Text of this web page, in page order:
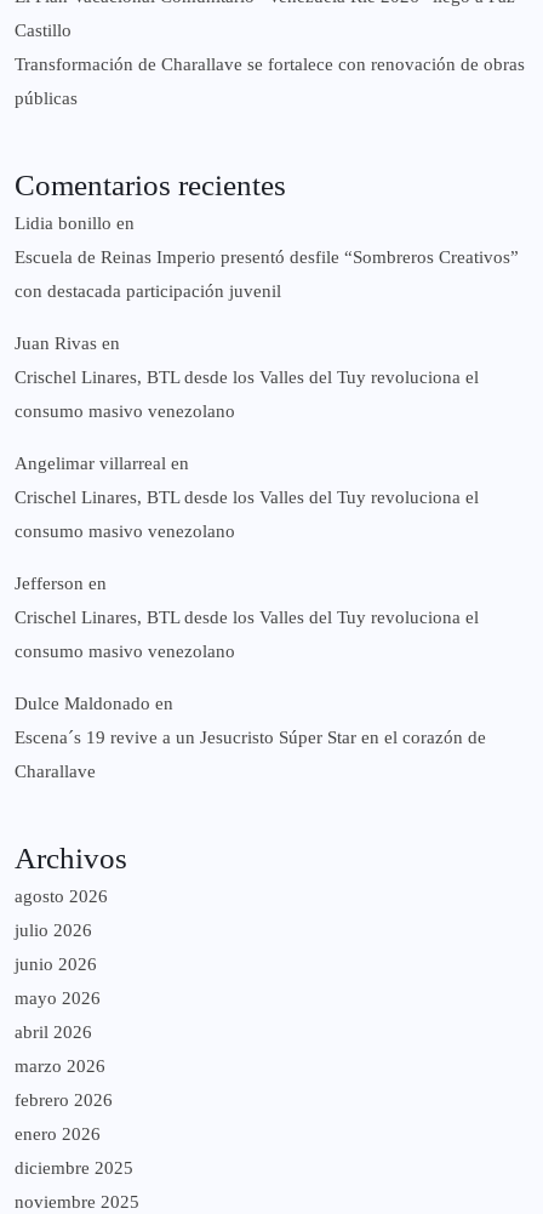
Castillo​
Transformación de Charallave se fortalece con renovación de obras
públicas
Comentarios recientes
Lidia bonillo en
Escuela de Reinas Imperio presentó desfile “Sombreros Creativos”
con destacada participación juvenil
Juan Rivas en
Crischel Linares, BTL desde los Valles del Tuy revoluciona el
consumo masivo venezolano
Angelimar villarreal en
Crischel Linares, BTL desde los Valles del Tuy revoluciona el
consumo masivo venezolano
Jefferson en
Crischel Linares, BTL desde los Valles del Tuy revoluciona el
consumo masivo venezolano
Dulce Maldonado en
Escena´s 19 revive a un Jesucristo Súper Star en el corazón de
Charallave
Archivos
agosto 2026
julio 2026
junio 2026
mayo 2026
abril 2026
marzo 2026
febrero 2026
enero 2026
diciembre 2025
noviembre 2025